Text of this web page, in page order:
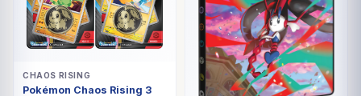
CHAOS RISING
Pokémon Chaos Rising 3